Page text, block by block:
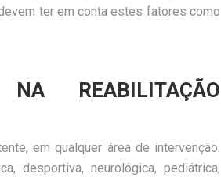
ter em conta estes fatores como
REABILITAÇÃO
em qualquer área de intervenção.
desportiva, neurológica, pediátrica,